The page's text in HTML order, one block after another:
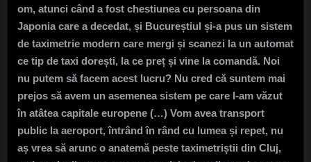
om, atunci când a fost chestiunea cu persoana din
Japonia care a decedat, și Bucureștiul și-a pus un sistem
de taximetrie modern care mergi și scanezi la un automat
ce tip de taxi dorești, la ce preț și vine la comandă. Noi
nu putem să facem acest lucru? Nu cred că suntem mai
prejos să avem un asemenea sistem pe care l-am văzut
în atâtea capitale europene (…) Vom avea transport
public la aeroport, întrând în rând cu lumea și repet, nu
aș vrea să arunc o anatemă peste taximetriștii din Cluj,